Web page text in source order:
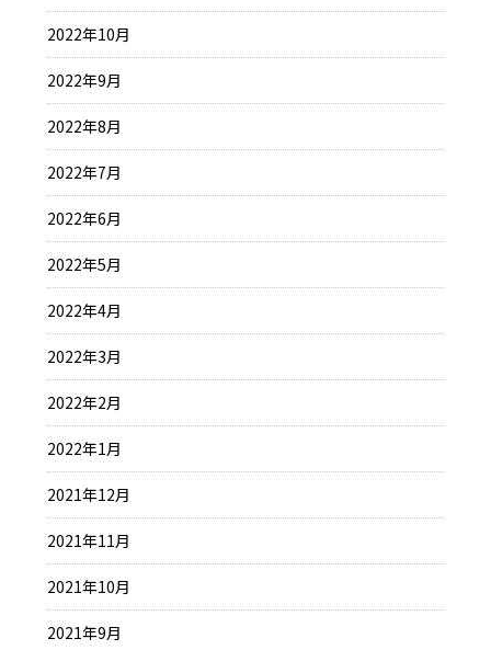
2022年10月
2022年9月
2022年8月
2022年7月
2022年6月
2022年5月
2022年4月
2022年3月
2022年2月
2022年1月
2021年12月
2021年11月
2021年10月
2021年9月